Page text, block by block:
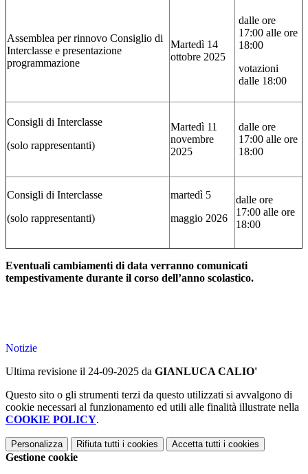
Assemblea per rinnovo Consiglio di
Interclasse e presentazione
programmazione
Martedì 14
ottobre 2025
dalle ore
17:00 alle ore
18:00
votazioni
dalle 18:00
Consigli di Interclasse
(solo rappresentanti)
Martedì 11
novembre
2025
dalle ore
17:00 alle ore
18:00
Consigli di Interclasse
(solo rappresentanti)
martedì 5
maggio 2026
dalle ore
17:00 alle ore
18:00
Eventuali cambiamenti di data verranno comunicati
tempestivamente durante il corso dell’anno scolastico.
Notizie
Ultima revisione il 24-09-2025 da GIANLUCA CALIO'
Questo sito o gli strumenti terzi da questo utilizzati si avvalgono di
cookie necessari al funzionamento ed utili alle finalità illustrate nella
COOKIE POLICY.
Personalizza Rifiuta tutti i cookies Accetta tutti i cookies
Gestione cookie